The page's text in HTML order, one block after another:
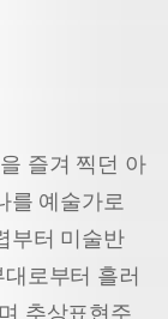
즐겨 찍던 아
를 예술가로
부터 미술반
로부터 흘러
추상표현주